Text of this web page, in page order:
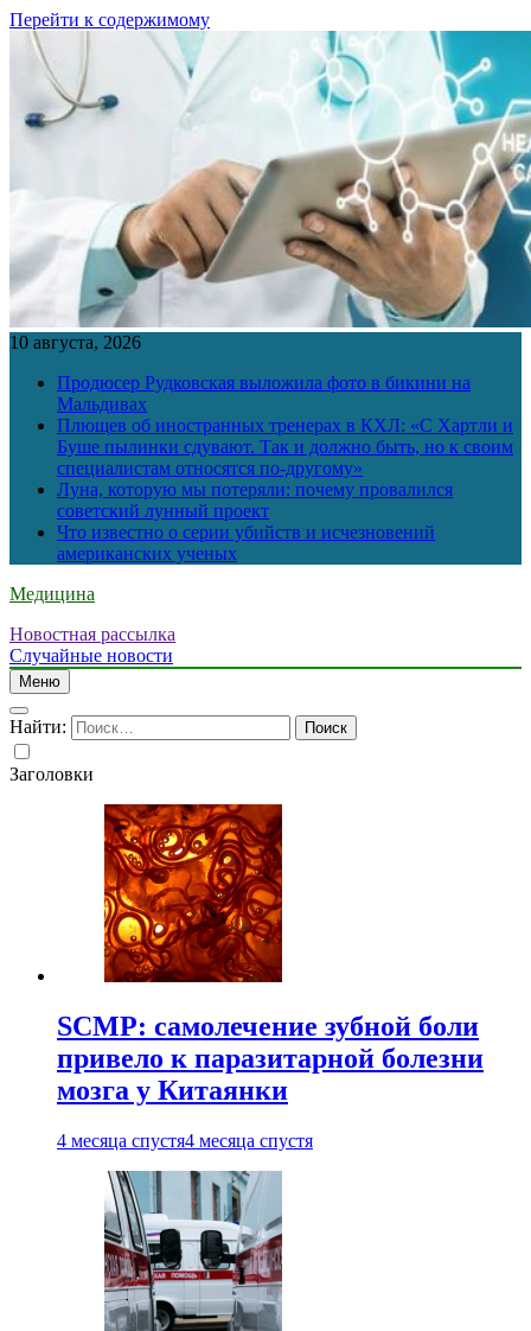
Перейти к содержимому
10 августа, 2026
Продюсер Рудковская выложила фото в бикини на
Мальдивах
Плющев об иностранных тренерах в КХЛ: «С Хартли и
Буше пылинки сдувают. Так и должно быть, но к своим
специалистам относятся по-другому»
Луна, которую мы потеряли: почему провалился
советский лунный проект
Что известно о серии убийств и исчезновений
американских ученых
Медицина
Новостная рассылка
Случайные новости
Меню
Найти:
Заголовки
SCMP: самолечение зубной боли
привело к паразитарной болезни
мозга у Китаянки
4 месяца спустя4 месяца спустя